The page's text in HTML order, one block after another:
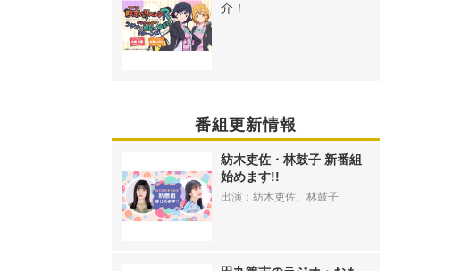
介！
番組更新情報
紡木吏佐・林鼓子 新番組
始めます!!
出演：紡木吏佐、林鼓子